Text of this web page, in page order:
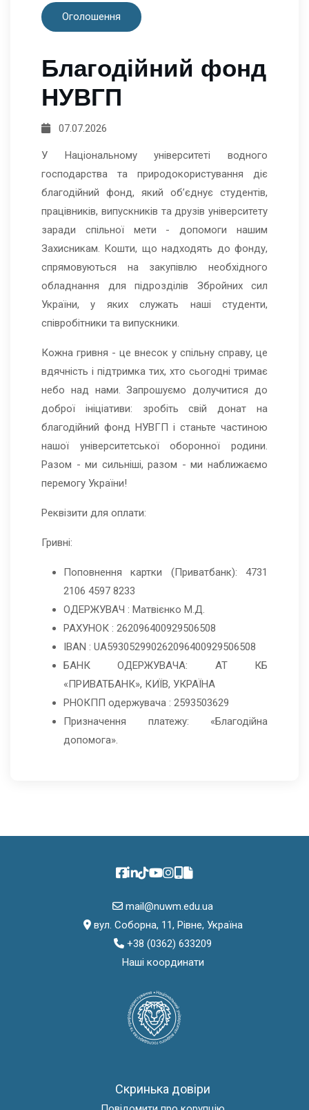
Оголошення
Благодійний фонд
НУВГП
07.07.2026
У Національному університеті водного
господарства та природокористування діє
благодійний фонд, який об’єднує студентів,
працівників, випускників та друзів університету
заради спільної мети - допомоги нашим
Захисникам. Кошти, що надходять до фонду,
спрямовуються на закупівлю необхідного
обладнання для підрозділів Збройних сил
України, у яких служать наші студенти,
співробітники та випускники.
Кожна гривня - це внесок у спільну справу, це
вдячність і підтримка тих, хто сьогодні тримає
небо над нами. Запрошуємо долучитися до
доброї ініціативи: зробіть свій донат на
благодійний фонд НУВГП і станьте частиною
нашої університетської оборонної родини.
Разом - ми сильніші, разом - ми наближаємо
перемогу України!
Реквізити для оплати:
Гривні:
Поповнення картки (Приватбанк): 4731
2106 4597 8233
ОДЕРЖУВАЧ : Матвієнко М.Д.
РАХУНОК : 262096400929506508
IBAN : UA593052990262096400929506508
БАНК ОДЕРЖУВАЧА: АТ КБ
«ПРИВАТБАНК», КИЇВ, УКРАЇНА
РНОКПП одержувача : 2593503629
Призначення платежу: «Благодійна
допомога».
mail@nuwm.edu.ua
вул. Соборна, 11, Рівне, Україна
+38 (0362) 633209
Наші координати
Скринька довіри